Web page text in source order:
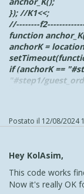
}); //K1<<;
//--------
function
anchorK =
if (anchorK ==
"#step1/
}//K2<<;
</script>
.
Postato il 12/08/2024
Hey KolAsim,
This code works
Now it's really OK